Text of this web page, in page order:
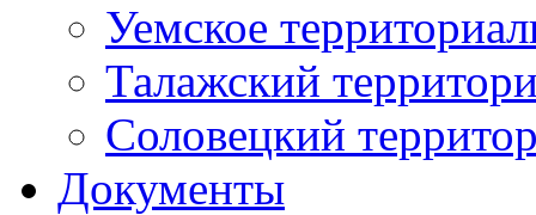
Уемское
Талажский
Соловецкий
Документы